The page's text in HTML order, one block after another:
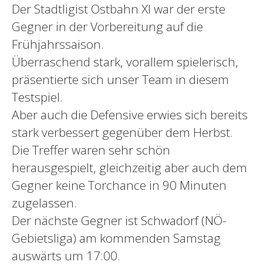
Der Stadtligist Ostbahn XI war der erste
Gegner in der Vorbereitung auf die
Frühjahrssaison.
Überraschend stark, vorallem spielerisch,
präsentierte sich unser Team in diesem
Testspiel.
Aber auch die Defensive erwies sich bereits
stark verbessert gegenüber dem Herbst.
Die Treffer waren sehr schön
herausgespielt, gleichzeitig aber auch dem
Gegner keine Torchance in 90 Minuten
zugelassen.
Der nächste Gegner ist Schwadorf (NÖ-
Gebietsliga) am kommenden Samstag
auswärts um 17:00.